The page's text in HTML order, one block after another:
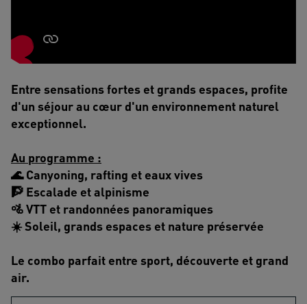
Entre sensations fortes et grands espaces, profite
d'un séjour au cœur d'un environnement naturel
exceptionnel.
Au programme :
🌊 Canyoning, rafting et eaux vives
🧗 Escalade et alpinisme
🚵 VTT et randonnées panoramiques
☀️ Soleil, grands espaces et nature préservée
Le combo parfait entre sport, découverte et grand
air.